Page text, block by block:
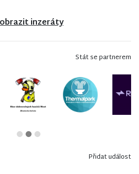
inzeráty
Stát se partnerem
Přidat událost